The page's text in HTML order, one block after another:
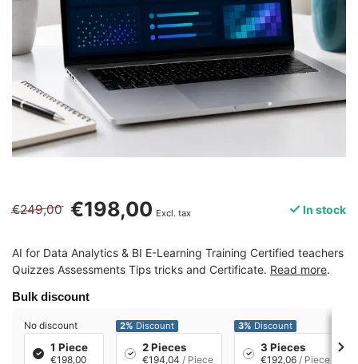
€249,00 €198,00 Excl. tax In stock
AI for Data Analytics & BI E-Learning Training Certified teachers
Quizzes Assessments Tips tricks and Certificate. Read more.
Bulk discount
No discount
1 Piece
€198,00
2% Discount
2 Pieces
€194,04 / Piece
3% Discount
3 Pieces
€192,06 / Piece